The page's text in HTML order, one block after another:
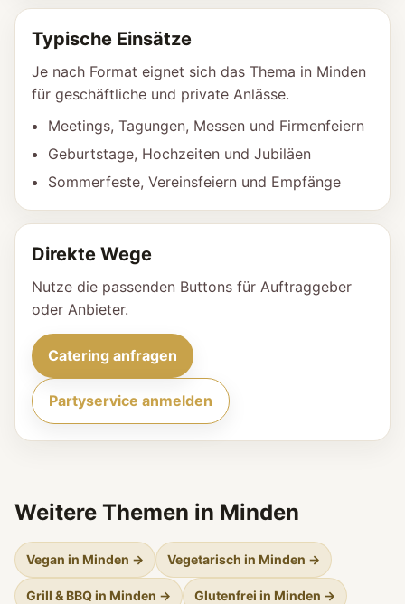
Typische Einsätze
Je nach Format eignet sich das Thema in Minden
für geschäftliche und private Anlässe.
Meetings, Tagungen, Messen und Firmenfeiern
Geburtstage, Hochzeiten und Jubiläen
Sommerfeste, Vereinsfeiern und Empfänge
Direkte Wege
Nutze die passenden Buttons für Auftraggeber
oder Anbieter.
Catering anfragen
Partyservice anmelden
Weitere Themen in Minden
Vegan in Minden → Vegetarisch in Minden →
Grill & BBQ in Minden → Glutenfrei in Minden →